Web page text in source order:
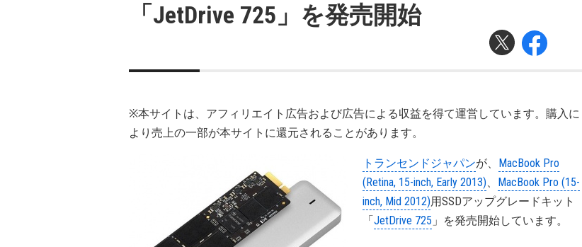
「JetDrive 725」を発売開始
※本サイトは、アフィリエイト広告および広告による収益を得て運営しています。購入に
より売上の一部が本サイトに還元されることがあります。
トランセンドジャパンが、 MacBook Pro
(Retina, 15-inch, Early 2013)、 MacBook Pro (15-
inch, Mid 2012)用SSDアップグレードキット
「JetDrive 725 」を発売開始しています。